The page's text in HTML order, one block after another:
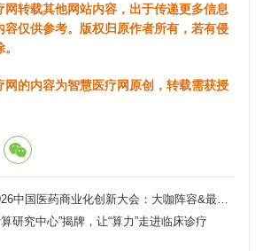
网转载其他网站内容，出于传递更多信息
容仅供参考。版权归原作者所有，若有侵
网的内容为智慧医疗网原创，转载需获授
国医药商业化创新大会：大咖阵容&最新话题公布！
研究中心”揭牌，让“算力”走进临床诊疗